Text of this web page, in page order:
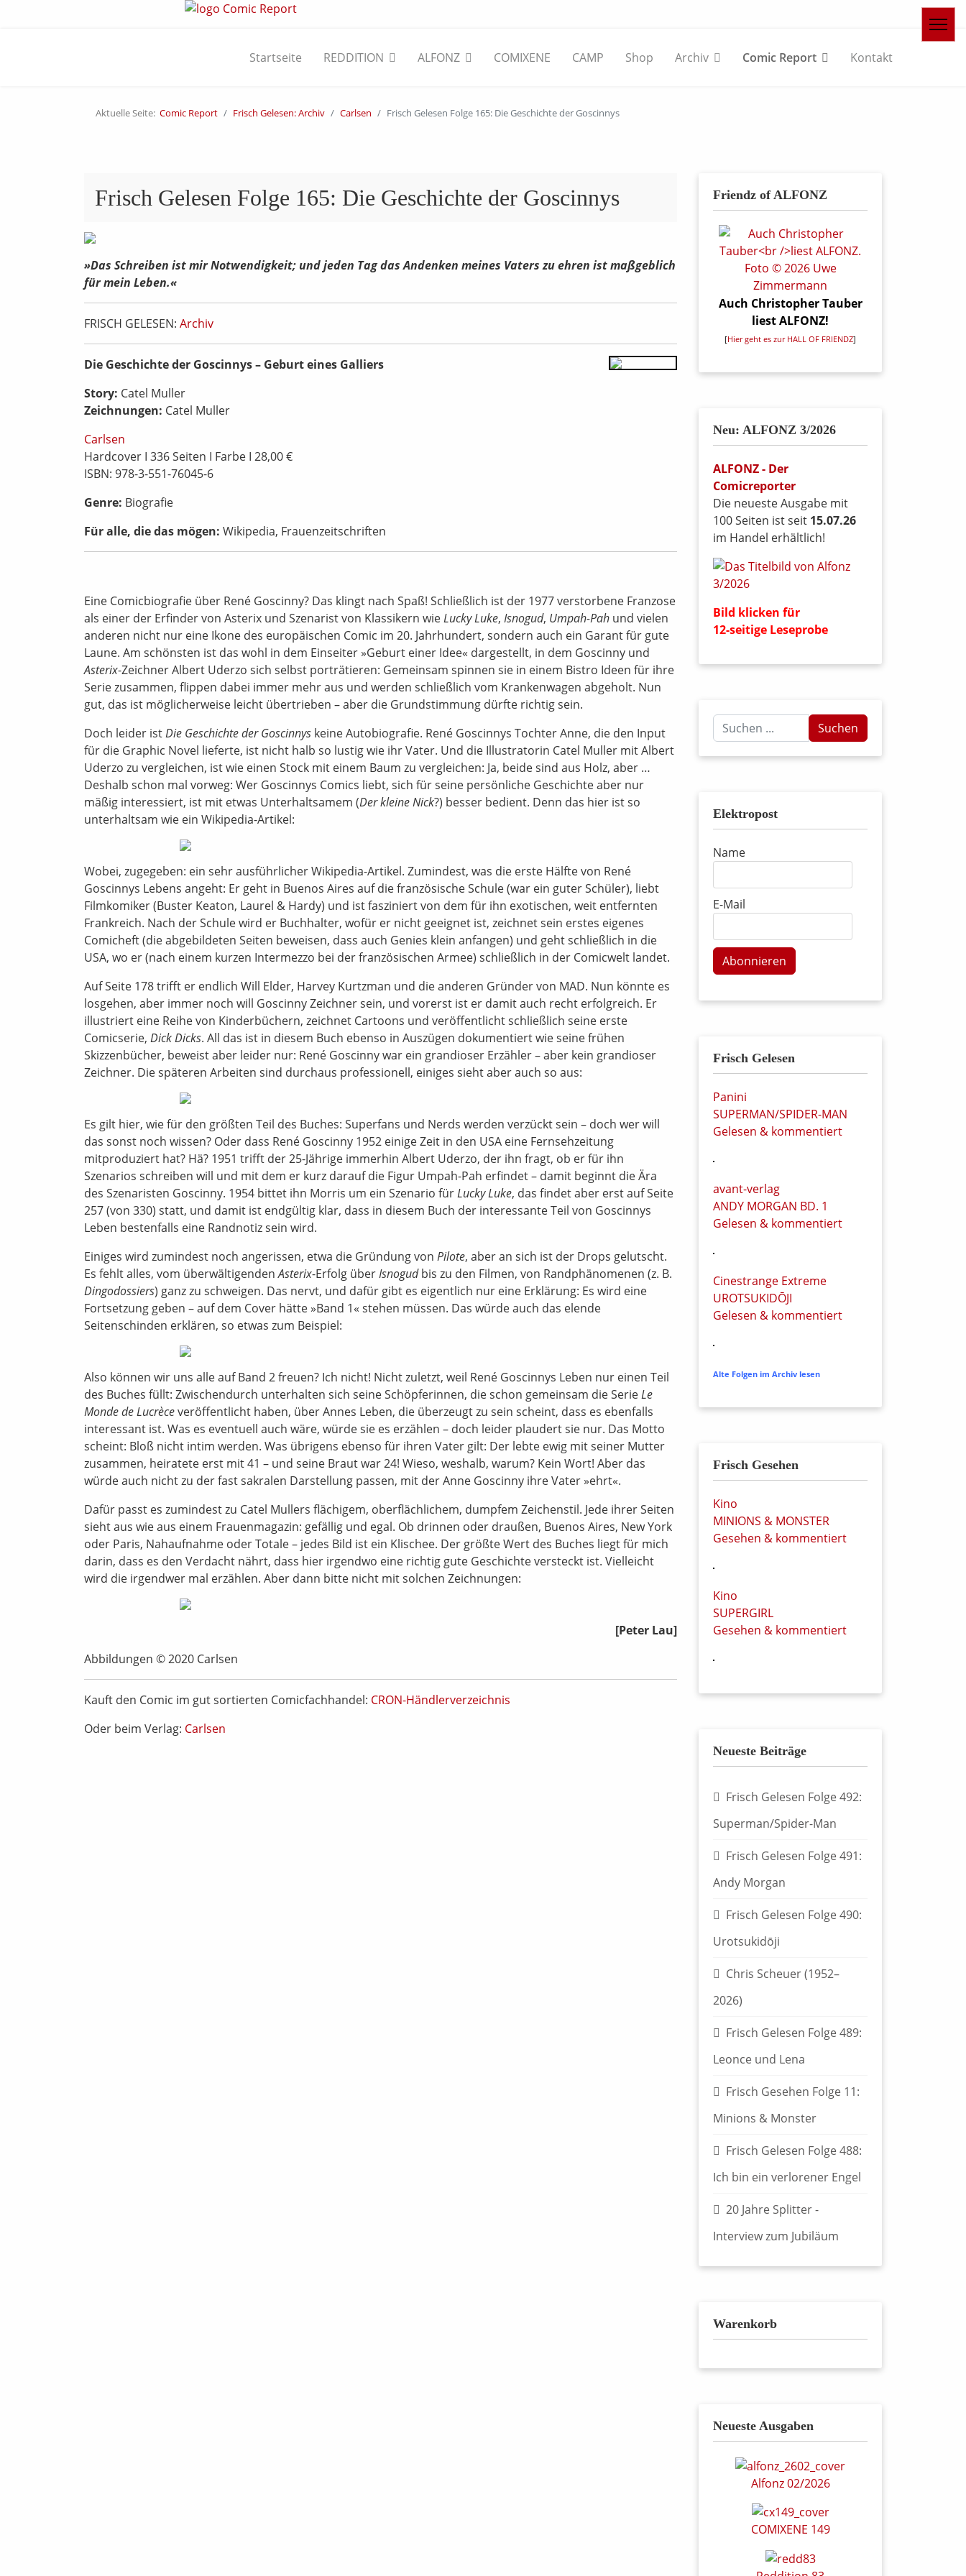
Startseite REDDITION ALFONZ COMIXENE CAMP Shop Archiv Comic Report Kontakt
Aktuelle Seite: Comic Report Frisch Gelesen: Archiv Carlsen Frisch Gelesen Folge 165: Die Geschichte der Goscinnys
Frisch Gelesen Folge 165: Die Geschichte der Goscinnys
»Das Schreiben ist mir Notwendigkeit; und jeden Tag das Andenken meines Vaters zu ehren ist maßgeblich
für mein Leben.«
FRISCH GELESEN: Archiv
Die Geschichte der Goscinnys – Geburt eines Galliers
Story: Catel Muller
Zeichnungen: Catel Muller
Carlsen
Hardcover I 336 Seiten I Farbe I 28,00 €
ISBN: 978-3-551-76045-6
Genre: Biografie
Für alle, die das mögen: Wikipedia, Frauenzeitschriften
Eine Comicbiografie über René Goscinny? Das klingt nach Spaß! Schließlich ist der 1977 verstorbene Franzose
als einer der Erfinder von Asterix und Szenarist von Klassikern wieLucky Luke, Isnogud, Umpah-Pah und vielen
anderen nicht nur eine Ikone des europäischen Comic im 20. Jahrhundert, sondern auch ein Garant für gute
Laune. Am schönsten ist das wohl in dem Einseiter »Geburt einer Idee« dargestellt, in dem Goscinny und
Asterix-Zeichner Albert Uderzo sich selbst porträtieren: Gemeinsam spinnen sie in einem Bistro Ideen für ihre
Serie zusammen, flippen dabei immer mehr aus und werden schließlich vom Krankenwagen abgeholt. Nun
gut, das ist möglicherweise leicht übertrieben – aber die Grundstimmung dürfte richtig sein.
Doch leider istDie Geschichte der Goscinnys keine Autobiografie. René Goscinnys Tochter Anne, die den Input
für die Graphic Novel lieferte, ist nicht halb so lustig wie ihr Vater. Und die Illustratorin Catel Muller mit Albert
Uderzo zu vergleichen, ist wie einen Stock mit einem Baum zu vergleichen: Ja, beide sind aus Holz, aber …
Deshalb schon mal vorweg: Wer Goscinnys Comics liebt, sich für seine persönliche Geschichte aber nur
mäßig interessiert, ist mit etwas Unterhaltsamem (Der kleine Nick?) besser bedient. Denn das hier ist so
unterhaltsam wie ein Wikipedia-Artikel:
Wobei, zugegeben: ein sehr ausführlicher Wikipedia-Artikel. Zumindest, was die erste Hälfte von René
Goscinnys Lebens angeht: Er geht in Buenos Aires auf die französische Schule (war ein guter Schüler), liebt
Filmkomiker (Buster Keaton, Laurel & Hardy) und ist fasziniert von dem für ihn exotischen, weit entfernten
Frankreich. Nach der Schule wird er Buchhalter, wofür er nicht geeignet ist, zeichnet sein erstes eigenes
Comicheft (die abgebildeten Seiten beweisen, dass auch Genies klein anfangen) und geht schließlich in die
USA, wo er (nach einem kurzen Intermezzo bei der französischen Armee) schließlich in der Comicwelt landet.
Auf Seite 178 trifft er endlich Will Elder, Harvey Kurtzman und die anderen Gründer von MAD. Nun könnte es
losgehen, aber immer noch will Goscinny Zeichner sein, und vorerst ist er damit auch recht erfolgreich. Er
illustriert eine Reihe von Kinderbüchern, zeichnet Cartoons und veröffentlicht schließlich seine erste
Comicserie, Dick Dicks. All das ist in diesem Buch ebenso in Auszügen dokumentiert wie seine frühen
Skizzenbücher, beweist aber leider nur: René Goscinny war ein grandioser Erzähler – aber kein grandioser
Zeichner. Die späteren Arbeiten sind durchaus professionell, einiges sieht aber auch so aus:
Es gilt hier, wie für den größten Teil des Buches: Superfans und Nerds werden verzückt sein – doch wer will
das sonst noch wissen? Oder dass René Goscinny 1952 einige Zeit in den USA eine Fernsehzeitung
mitproduziert hat? Hä? 1951 trifft der 25-Jährige immerhin Albert Uderzo, der ihn fragt, ob er für ihn
Szenarios schreiben will und mit dem er kurz darauf die Figur Umpah-Pah erfindet – damit beginnt die Ära
des Szenaristen Goscinny. 1954 bittet ihn Morris um ein Szenario fürLucky Luke, das findet aber erst auf Seite
257 (von 330) statt, und damit ist endgültig klar, dass in diesem Buch der interessante Teil von Goscinnys
Leben bestenfalls eine Randnotiz sein wird.
Einiges wird zumindest noch angerissen, etwa die Gründung von Pilote, aber an sich ist der Drops gelutscht.
Es fehlt alles, vom überwältigendenAsterix-Erfolg überIsnogudbis zu den Filmen, von Randphänomenen (z. B.
Dingodossiers) ganz zu schweigen. Das nervt, und dafür gibt es eigentlich nur eine Erklärung: Es wird eine
Fortsetzung geben – auf dem Cover hätte »Band 1« stehen müssen. Das würde auch das elende
Seitenschinden erklären, so etwas zum Beispiel:
Also können wir uns alle auf Band 2 freuen? Ich nicht! Nicht zuletzt, weil René Goscinnys Leben nur einen Teil
des Buches füllt: Zwischendurch unterhalten sich seine Schöpferinnen, die schon gemeinsam die SerieLe
Monde de Lucrèceveröffentlicht haben, über Annes Leben, die überzeugt zu sein scheint, dass es ebenfalls
interessant ist. Was es eventuell auch wäre, würde sie es erzählen – doch leider plaudert sie nur. Das Motto
scheint: Bloß nicht intim werden. Was übrigens ebenso für ihren Vater gilt: Der lebte ewig mit seiner Mutter
zusammen, heiratete erst mit 41 – und seine Braut war 24! Wieso, weshalb, warum? Kein Wort! Aber das
würde auch nicht zu der fast sakralen Darstellung passen, mit der Anne Goscinny ihre Vater »ehrt«.
Dafür passt es zumindest zu Catel Mullers flächigem, oberflächlichem, dumpfem Zeichenstil. Jede ihrer Seiten
sieht aus wie aus einem Frauenmagazin: gefällig und egal. Ob drinnen oder draußen, Buenos Aires, New York
oder Paris, Nahaufnahme oder Totale – jedes Bild ist ein Klischee. Der größte Wert des Buches liegt für mich
darin, dass es den Verdacht nährt, dass hier irgendwo eine richtig gute Geschichte versteckt ist. Vielleicht
wird die irgendwer mal erzählen. Aber dann bitte nicht mit solchen Zeichnungen:
[Peter Lau]
Abbildungen © 2020 Carlsen
Kauft den Comic im gut sortierten Comicfachhandel: CRON-Händlerverzeichnis
Oder beim Verlag: Carlsen
Friendz of ALFONZ
Auch Christopher Tauber
liest ALFONZ!
[Hier geht es zur HALL OF FRIENDZ]
Neu: ALFONZ 3/2026
ALFONZ - Der
Comicreporter
Die neueste Ausgabe mit
100 Seiten ist seit 15.07.26
im Handel erhältlich!
Bild klicken für
12-seitige Leseprobe
Suchen
...
Suchen
Elektropost
Name
E-Mail
Abonnieren
Frisch Gelesen
Panini
SUPERMAN/SPIDER-MAN
Gelesen & kommentiert
avant-verlag
ANDY MORGAN BD. 1
Gelesen & kommentiert
Cinestrange Extreme
UROTSUKIDŌJI
Gelesen & kommentiert
Alte Folgen im Archiv lesen
Frisch Gesehen
Kino
MINIONS & MONSTER
Gesehen & kommentiert
Kino
SUPERGIRL
Gesehen & kommentiert
Neueste Beiträge
Frisch Gelesen Folge 492:
Superman/Spider-Man
Frisch Gelesen Folge 491:
Andy Morgan
Frisch Gelesen Folge 490:
Urotsukidōji
Chris Scheuer (1952–
2026)
Frisch Gelesen Folge 489:
Leonce und Lena
Frisch Gesehen Folge 11:
Minions & Monster
Frisch Gelesen Folge 488:
Ich bin ein verlorener Engel
20 Jahre Splitter -
Interview zum Jubiläum
Warenkorb
Neueste Ausgaben
Alfonz 02/2026
COMIXENE 149